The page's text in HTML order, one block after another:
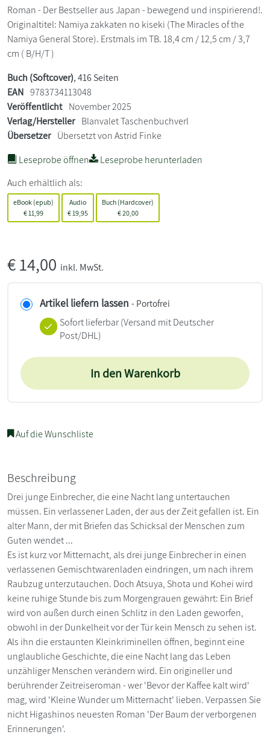
Roman - Der Bestseller aus Japan - bewegend und inspirierend!.
Originaltitel: Namiya zakkaten no kiseki (The Miracles of the
Namiya General Store). Erstmals im TB. 18,4 cm / 12,5 cm / 3,7
cm ( B/H/T )
Buch (Softcover), 416 Seiten
EAN 9783734113048
Veröffentlicht November 2025
Verlag/Hersteller Blanvalet Taschenbuchverl
Übersetzer Übersetzt von Astrid Finke
Leseprobe öffnen
Leseprobe herunterladen
Auch erhältlich als:
eBook (epub)
€11,99
Audio
€19,95
Buch (Hardcover)
€20,00
€14,00 inkl. MwSt.
Artikel liefern lassen - Portofrei
Sofort lieferbar(Versand mit Deutscher
Post/DHL)
In den Warenkorb
Auf die Wunschliste
Beschreibung
Drei junge Einbrecher, die eine Nacht lang untertauchen
müssen. Ein verlassener Laden, der aus der Zeit gefallen ist. Ein
alter Mann, der mit Briefen das Schicksal der Menschen zum
Guten wendet ...
Es ist kurz vor Mitternacht, als drei junge Einbrecher in einen
verlassenen Gemischtwarenladen eindringen, um nach ihrem
Raubzug unterzutauchen. Doch Atsuya, Shota und Kohei wird
keine ruhige Stunde bis zum Morgengrauen gewährt: Ein Brief
wird von außen durch einen Schlitz in den Laden geworfen,
obwohl in der Dunkelheit vor der Tür kein Mensch zu sehen ist.
Als ihn die erstaunten Kleinkriminellen öffnen, beginnt eine
unglaubliche Geschichte, die eine Nacht lang das Leben
unzähliger Menschen verändern wird. Ein origineller und
berührender Zeitreiseroman - wer 'Bevor der Kaffee kalt wird'
mag, wird 'Kleine Wunder um Mitternacht' lieben. Verpassen Sie
nicht Higashinos neuesten Roman 'Der Baum der verborgenen
Erinnerungen'.